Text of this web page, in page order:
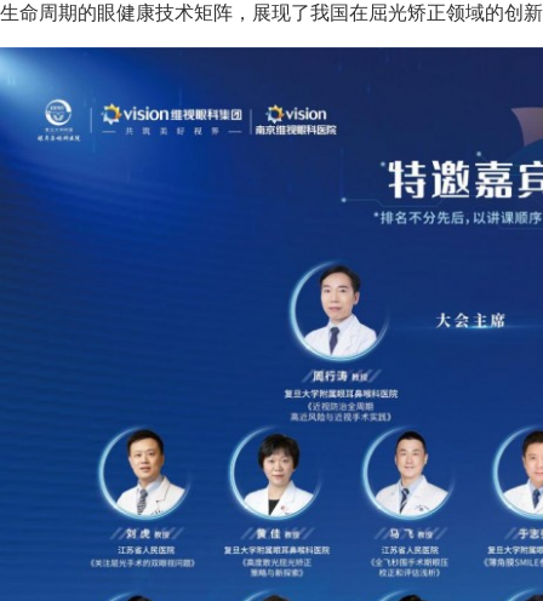
生命周期的眼健康技术矩阵，展现了我国在屈光矫正领域的创